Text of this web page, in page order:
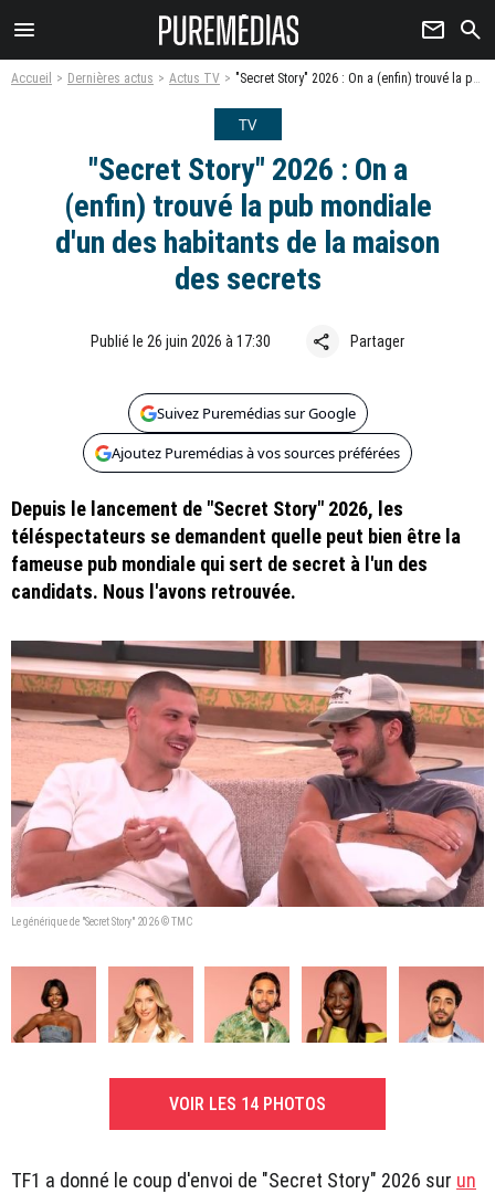
menu newsletter search
Accueil Dernières actus Actus TV "Secret Story" 2026 : On a (enfin) trouvé la pub mondiale d'un des habitants de la maison des secrets
TV
"Secret Story" 2026 : On a
(enfin) trouvé la pub mondiale
d'un des habitants de la maison
des secrets
Publié le 26 juin 2026 à 17:30 share Partager
Suivez Puremédias sur Google
Ajoutez Puremédias à vos sources préférées
Depuis le lancement de "Secret Story" 2026, les
téléspectateurs se demandent quelle peut bien être la
fameuse pub mondiale qui sert de secret à l'un des
candidats. Nous l'avons retrouvée.
Le générique de "Secret Story" 2026 © TMC
VOIR LES 14 PHOTOS
TF1 a donné le coup d'envoi de "Secret Story" 2026 sur un